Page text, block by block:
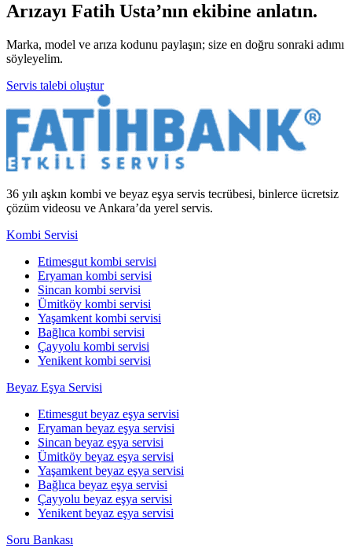
Arızayı Fatih Usta’nın ekibine anlatın.
Marka, model ve arıza kodunu paylaşın; size en doğru sonraki adımı
söyleyelim.
Servis talebi oluştur
36 yılı aşkın kombi ve beyaz eşya servis tecrübesi, binlerce ücretsiz
çözüm videosu ve Ankara’da yerel servis.
Kombi Servisi
Etimesgut kombi servisi
Eryaman kombi servisi
Sincan kombi servisi
Ümitköy kombi servisi
Yaşamkent kombi servisi
Bağlıca kombi servisi
Çayyolu kombi servisi
Yenikent kombi servisi
Beyaz Eşya Servisi
Etimesgut beyaz eşya servisi
Eryaman beyaz eşya servisi
Sincan beyaz eşya servisi
Ümitköy beyaz eşya servisi
Yaşamkent beyaz eşya servisi
Bağlıca beyaz eşya servisi
Çayyolu beyaz eşya servisi
Yenikent beyaz eşya servisi
Soru Bankası